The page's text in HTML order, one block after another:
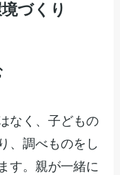
づくり
なく、子どもの
、調べものをし
す。親が一緒に